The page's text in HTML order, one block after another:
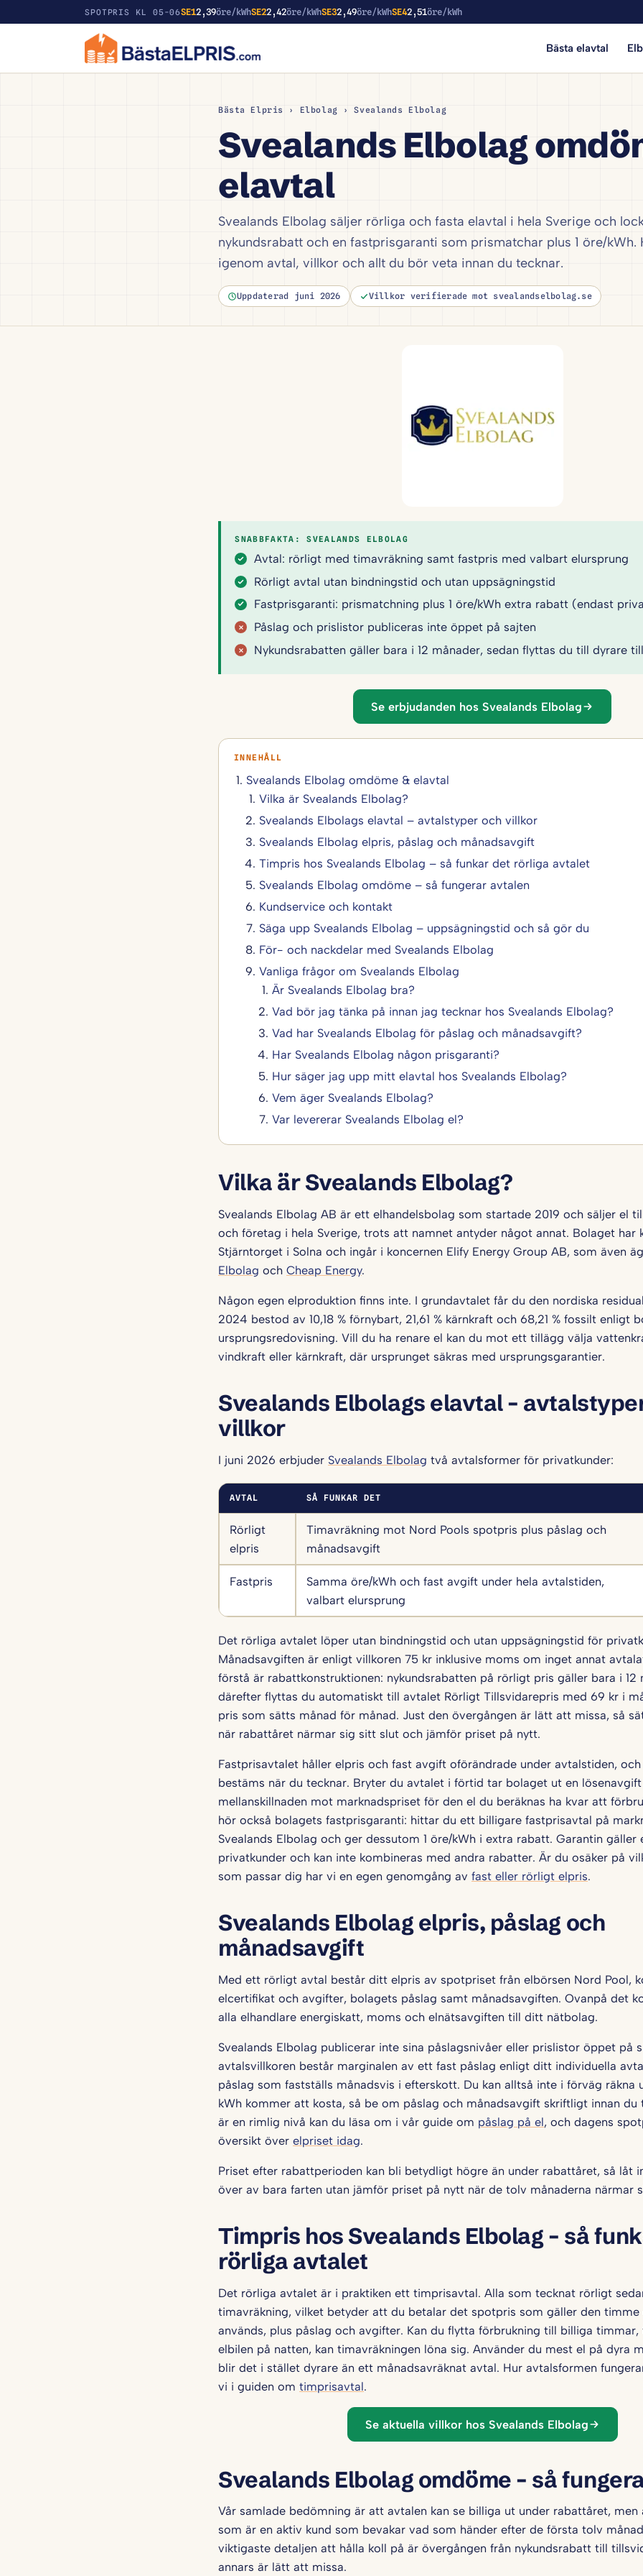
SPOTPRIS KL 05-06SE12,39öre/kWhSE22,42öre/kWhSE32,49öre/kWhSE42,51öre/kWh
Bästa elavtal
Bästa Elpris › Elbolag › Svealands Elbolag
Svealands Elbolag
elavtal
Svealands Elbolag säljer rörliga och fasta elavtal i hela Sverige och
nykundsrabatt och en fastprisgaranti som prismatchar plus 1 öre/kWh.
igenom avtal, villkor och allt du bör veta innan du tecknar.
Uppdaterad juni 2026 Villkor verifierade mot svealandselbolag.se
SNABBFAKTA: SVEALANDS ELBOLAG
Avtal: rörligt med timavräkning samt fastpris med valbart elursprung
Rörligt avtal utan bindningstid och utan uppsägningstid
Fastprisgaranti: prismatchning plus 1 öre/kWh extra rabatt (endast
Påslag och prislistor publiceras inte öppet på sajten
Nykundsrabatten gäller bara i 12 månader, sedan flyttas du till dyrare
Se erbjudanden hos Svealands Elbolag
Svealands Elbolag omdöme & elavtal
Vilka är Svealands Elbolag?
Svealands Elbolags elavtal – avtalstyper och villkor
Svealands Elbolag elpris, påslag och månadsavgift
Timpris hos Svealands Elbolag – så funkar det rörliga avtalet
Svealands Elbolag omdöme – så fungerar avtalen
Kundservice och kontakt
Säga upp Svealands Elbolag – uppsägningstid och så gör du
För- och nackdelar med Svealands Elbolag
Vanliga frågor om Svealands Elbolag
Är Svealands Elbolag bra?
Vad bör jag tänka på innan jag tecknar hos Svealands Elbolag?
Vad har Svealands Elbolag för påslag och månadsavgift?
Har Svealands Elbolag någon prisgaranti?
Hur säger jag upp mitt elavtal hos Svealands Elbolag?
Vem äger Svealands Elbolag?
Var levererar Svealands Elbolag el?
Vilka är Svealands Elbolag?
Svealands Elbolag AB är ett elhandelsbolag som startade 2019 och säljer el
och företag i hela Sverige, trots att namnet antyder något annat. Bolaget har
Stjärntorget i Solna och ingår i koncernen Elify Energy Group AB, som även
Elbolag och Cheap Energy.
Någon egen elproduktion finns inte. I grundavtalet får du den nordiska
2024 bestod av 10,18 % förnybart, 21,61 % kärnkraft och 68,21 % fossilt enligt
ursprungsredovisning. Vill du ha renare el kan du mot ett tillägg välja
vindkraft eller kärnkraft, där ursprunget säkras med ursprungsgarantier.
Svealands Elbolags elavtal –
villkor
I juni 2026 erbjuder Svealands Elbolag två avtalsformer för privatkunder:
AVTAL SÅ FUNKAR DET
Rörligt
elpris
Timavräkning mot Nord Pools spotpris plus påslag och
månadsavgift
Fastpris
Samma öre/kWh och fast avgift under hela avtalstiden,
valbart elursprung
Det rörliga avtalet löper utan bindningstid och utan uppsägningstid för
Månadsavgiften är enligt villkoren 75 kr inklusive moms om inget annat
förstå är rabattkonstruktionen: nykundsrabatten på rörligt pris gäller bara i 12
därefter flyttas du automatiskt till avtalet Rörligt Tillsvidarepris med 69 kr i
pris som sätts månad för månad. Just den övergången är lätt att missa, så
när rabattåret närmar sig sitt slut och jämför priset på nytt.
Fastprisavtalet håller elpris och fast avgift oförändrade under avtalstiden,
bestäms när du tecknar. Bryter du avtalet i förtid tar bolaget ut en
mellanskillnaden mot marknadspriset för den el du beräknas ha kvar att
hör också bolagets fastprisgaranti: hittar du ett billigare fastprisavtal på
Svealands Elbolag och ger dessutom 1 öre/kWh i extra rabatt. Garantin gäller
privatkunder och kan inte kombineras med andra rabatter. Är du osäker på
som passar dig har vi en egen genomgång av fast eller rörligt elpris.
Svealands Elbolag elpris, påslag och
månadsavgift
Med ett rörligt avtal består ditt elpris av spotpriset från elbörsen Nord Pool,
elcertifikat och avgifter, bolagets påslag samt månadsavgiften. Ovanpå det
alla elhandlare energiskatt, moms och elnätsavgiften till ditt nätbolag.
Svealands Elbolag publicerar inte sina påslagsnivåer eller prislistor öppet på
avtalsvillkoren består marginalen av ett fast påslag enligt ditt individuella
påslag som fastställs månadsvis i efterskott. Du kan alltså inte i förväg räkna
kWh kommer att kosta, så be om påslag och månadsavgift skriftligt innan du
är en rimlig nivå kan du läsa om i vår guide om påslag på el, och dagens
översikt över elpriset idag.
Priset efter rabattperioden kan bli betydligt högre än under rabattåret, så låt
över av bara farten utan jämför priset på nytt när de tolv månaderna närmar
Timpris hos Svealands Elbolag – så
rörliga avtalet
Det rörliga avtalet är i praktiken ett timprisavtal. Alla som tecknat rörligt
timavräkning, vilket betyder att du betalar det spotpris som gäller den timme
används, plus påslag och avgifter. Kan du flytta förbrukning till billiga
elbilen på natten, kan timavräkningen löna sig. Använder du mest el på dyra
blir det i stället dyrare än ett månadsavräknat avtal. Hur avtalsformen
vi i guiden om timprisavtal.
Se aktuella villkor hos Svealands Elbolag
Svealands Elbolag omdöme – så
Vår samlade bedömning är att avtalen kan se billiga ut under rabattåret,
som är en aktiv kund som bevakar vad som händer efter de första tolv
viktigaste detaljen att hålla koll på är övergången från nykundsrabatt till
annars är lätt att missa.